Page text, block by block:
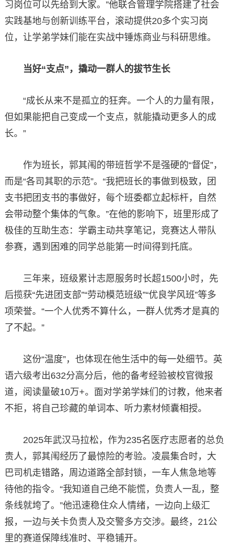
习岗位可以先给到大家。”他联合管理学院搭建了社会
实践基地与创新训练平台，滚动提供20多个实习岗
位，让学弟学妹们能在实战中锤炼商业与科研思维。
当好“支点”，撬动一群人的拔节生长
“成长从来不是孤立的狂奔。一个人的力量有限，
但如果能把自己变成一个支点，就能撬动更多人的成
长。”
作为班长，郭其闱的带班哲学不是强硬的“督促”，
而是“各司其职的示范”。“我把班长的事做到极致，团
支书把团支书的事做好，每个班委都立起标杆，自然
会带动整个集体的气象。”在他的影响下，班里形成了
极佳的互助生态：学霸主动共享笔记，竞赛达人带队
参赛，遇到困难的同学总能第一时间得到托底。
三年来，班级累计志愿服务时长超1500小时，先
后揽获“先进团支部”“劳动模范班级”“优良学风班”等多
项荣誉。“一个人优秀不算什么，一群人优秀才是真的
了不起。”
这份“温度”，也体现在他生活中的每一处细节。英
语六级考出632分高分后，他的备考经验被校官微报
道，阅读量破10万+。面对学弟学妹们的讨教，他来者
不拒，将自己珍藏的单词本、听力素材倾囊相授。
2025年武汉马拉松，作为235名医疗志愿者的总负
责人，郭其闱经历了最惊险的考验。凌晨集合时，大
巴司机走错路，周边道路全部封锁，一车人焦急地等
待他的指令。“我知道自己绝不能慌，负责人一乱，整
条线就垮了。”他迅速稳住众人情绪，一边向上级汇
报，一边与关卡负责人及交警多方交涉。最终，21公
里的赛道保障线准时、平稳铺开。